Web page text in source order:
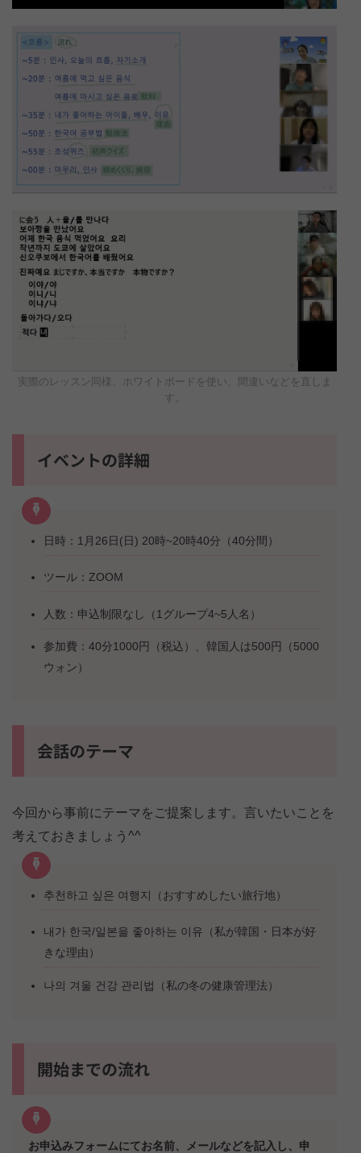
実際のレッスン同様、ホワイトボードを使い、間違いなどを直しま
す。
イベントの詳細
日時：1月26日(日) 20時~20時40分（40分間）
ツール：ZOOM
人数：申込制限なし（1グループ4~5人名）
参加費：40分1000円（税込）、韓国人は500円（5000
ウォン）
会話のテーマ
今回から事前にテーマをご提案します。言いたいことを
考えておきましょう^^
추천하고 싶은 여행지（おすすめしたい旅行地）
내가 한국/일본을 좋아하는 이유（私が韓国・日本が好
きな理由）
나의 겨울 건강 관리법（私の冬の健康管理法）
開始までの流れ
お申込みフォームにてお名前、メールなどを記入し、申